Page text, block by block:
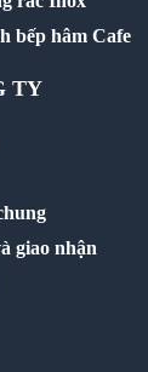
bếp hâm Cafe
TY
giao nhận